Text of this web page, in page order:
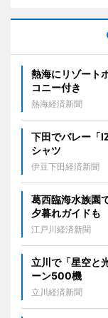
熱海にリゾート
コニー付き
熱海経済新聞
下田でバレー「
シャツ
伊豆下田経済新聞
葛西臨海水族園
夕暮れガイドも
江戸川経済新聞
立川で「星空と
ーン500機
立川経済新聞